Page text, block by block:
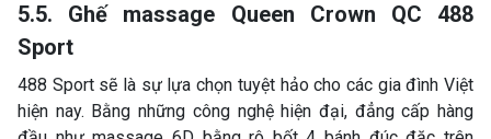
5.5. Ghế massage Queen Crown QC 488
Sport
488 Sport sẽ là sự lựa chọn tuyệt hảo cho các gia đình Việt
hiện nay. Bằng những công nghệ hiện đại, đẳng cấp hàng